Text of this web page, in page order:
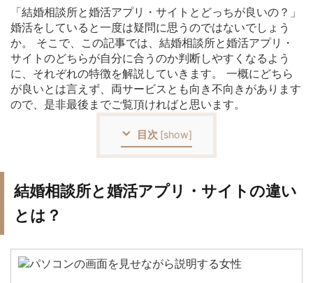
「結婚相談所と婚活アプリ・サイトとどっちが良いの？」
婚活をしていると一度は疑問に思うのではないでしょう
か。 そこで、この記事では、結婚相談所と婚活アプリ・
サイトのどちらが自分に合うのか判断しやすくなるよう
に、それぞれの特徴を解説していきます。 一概にどちら
が良いとは言えず、両サービスとも向き不向きがあります
ので、是非最後までご覧頂ければと思います。
目次 [show]
結婚相談所と婚活アプリ・サイトの違い
とは？